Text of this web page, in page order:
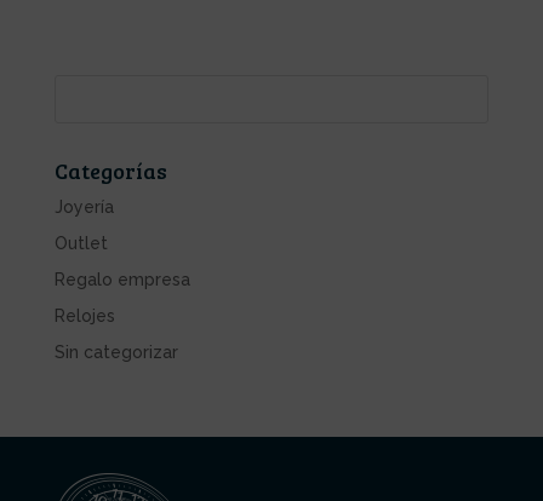
Categorías
Joyería
Outlet
Regalo empresa
Relojes
Sin categorizar